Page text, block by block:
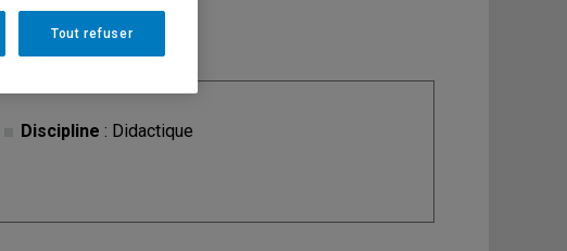
Discipline : Didactique
Tout refuser